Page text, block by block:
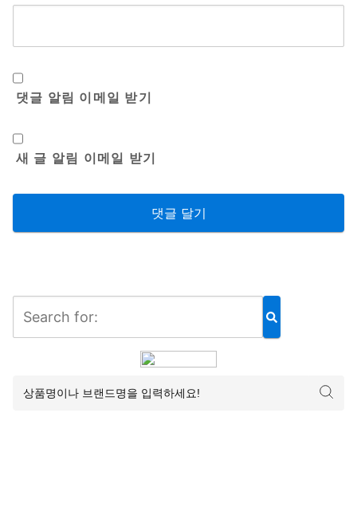
댓글 알림 이메일 받기
새 글 알림 이메일 받기